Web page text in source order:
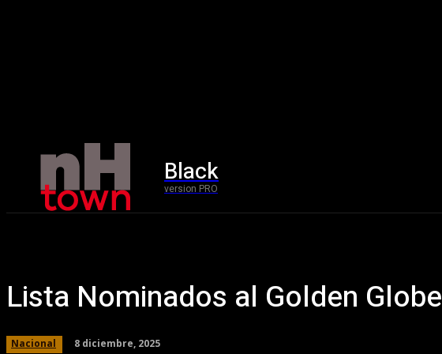
Black
version PRO
Lista Nominados al Golden Globe
Nacional 8 diciembre, 2025